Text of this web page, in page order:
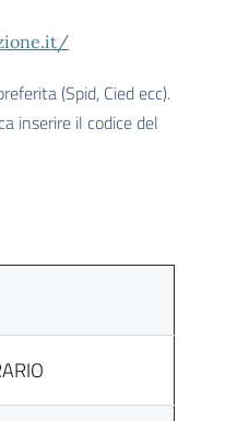
(Spid, Cied ecc).
inserire il codice del